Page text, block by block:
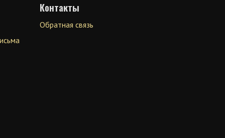
Контакты
Обратная связь